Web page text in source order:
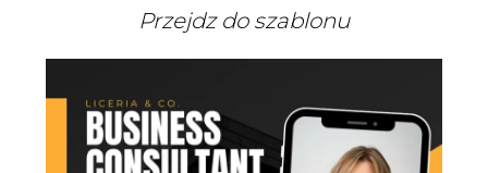
Przejdz do szablonu